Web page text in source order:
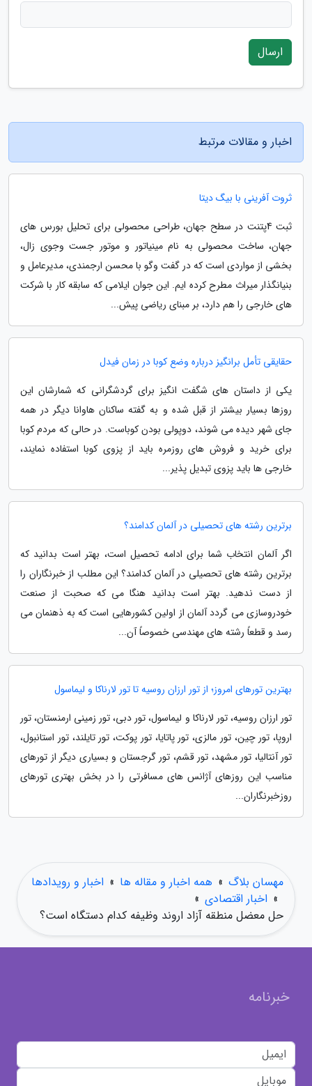
ارسال
اخبار و مقالات مرتبط
ثروت آفرینی با بیگ دیتا
ثبت 4پتنت در سطح جهان، طراحی محصولی برای تحلیل بورس های
جهان، ساخت محصولی به نام مینیاتور و موتور جست وجوی زال،
بخشی از مواردی است که در گفت وگو با محسن ارجمندی، مدیرعامل و
بنیانگذار میراث مطرح کرده ایم. این جوان ایلامی که سابقه کار با شرکت
های خارجی را هم دارد، بر مبنای ریاضی پیش...
حقایقی تأمل برانگیز درباره وضع کوبا در زمان فیدل
یکی از داستان های شگفت انگیز برای گردشگرانی که شمارشان این
روزها بسیار بیشتر از قبل شده و به گفته ساکنان هاوانا دیگر در همه
جای شهر دیده می شوند، دوپولی بودن کوباست. در حالی که مردم کوبا
برای خرید و فروش های روزمره باید از پزوی کوبا استفاده نمایند،
خارجی ها باید پزوی تبدیل پذیر...
برترین رشته های تحصیلی در آلمان کدامند؟
اگر آلمان انتخاب شما برای ادامه تحصیل است، بهتر است بدانید که
برترین رشته های تحصیلی در آلمان کدامند؟ این مطلب از خبرنگاران را
از دست ندهید. بهتر است بدانید هنگا می که صحبت از صنعت
خودروسازی می گردد آلمان از اولین کشورهایی است که به ذهنمان می
رسد و قطعاً رشته های مهندسی خصوصاً آن...
بهترین تورهای امروز؛ از تور ارزان روسیه تا تور لارناکا و لیماسول
تور ارزان روسیه، تور لارناکا و لیماسول، تور دبی، تور زمینی ارمنستان، تور
اروپا، تور چین، تور مالزی، تور پاتایا، تور پوکت، تور تایلند، تور استانبول،
تور آنتالیا، تور مشهد، تور قشم، تور گرجستان و بسیاری دیگر از تورهای
مناسب این روزهای آژانس های مسافرتی را در بخش بهتری تورهای
روزخبرنگاران...
مهسان بلاگ » همه اخبار و مقاله ها » اخبار و رویدادها
» اخبار اقتصادی »
حل معضل منطقه آزاد اروند وظیفه کدام دستگاه است؟
خبرنامه